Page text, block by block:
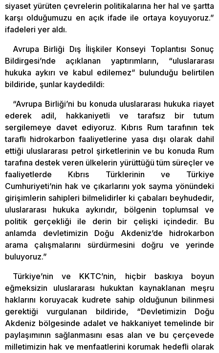
siyaset yürüten çevrelerin politikalarına her hal ve şartta
karşı olduğumuzu en açık ifade ile ortaya koyuyoruz.”
ifadeleri yer aldı.
Avrupa Birliği Dış İlişkiler Konseyi Toplantısı Sonuç
Bildirgesi’nde açıklanan yaptırımların, “uluslararası
hukuka aykırı ve kabul edilemez” bulunduğu belirtilen
bildiride, şunlar kaydedildi:
“Avrupa Birliği’ni bu konuda uluslararası hukuka riayet
ederek adil, hakkaniyetli ve tarafsız bir tutum
sergilemeye davet ediyoruz. Kıbrıs Rum tarafının tek
taraflı hidrokarbon faaliyetlerine yasa dışı olarak dahil
ettiği uluslararası petrol şirketlerinin ve bu konuda Rum
tarafına destek veren ülkelerin yürüttüğü tüm süreçler ve
faaliyetlerde Kıbrıs Türklerinin ve Türkiye
Cumhuriyeti’nin hak ve çıkarlarını yok sayma yönündeki
girişimlerin sahipleri bilmelidirler ki çabaları beyhudedir,
uluslararası hukuka aykırıdır, bölgenin toplumsal ve
politik gerçekliği ile derin bir çelişki içindedir. Bu
anlamda devletimizin Doğu Akdeniz’de hidrokarbon
arama çalışmalarını sürdürmesini doğru ve yerinde
buluyoruz.”
Türkiye’nin ve KKTC’nin, hiçbir baskıya boyun
eğmeksizin uluslararası hukuktan kaynaklanan meşru
haklarını koruyacak kudrete sahip olduğunun bilinmesi
gerektiği vurgulanan bildiride, “Devletimizin Doğu
Akdeniz bölgesinde adalet ve hakkaniyet temelinde bir
paylaşımının sağlanmasını esas alan ve bu çerçevede
milletimizin hak ve menfaatlerini korumak hedefli olarak